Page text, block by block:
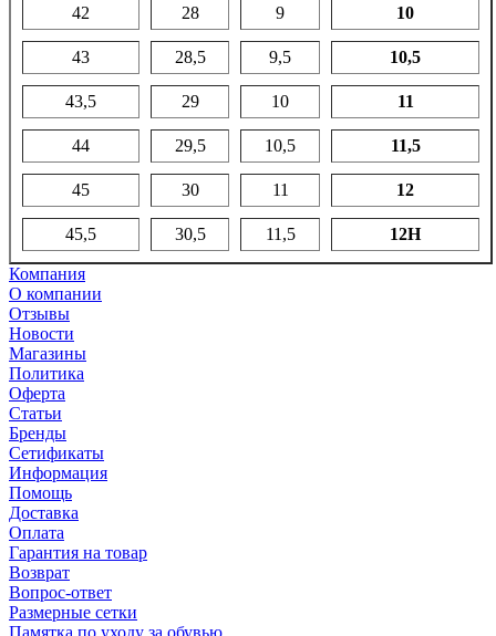
42 28 9 10
43 28,5 9,5 10,5
43,5 29 10 11
44 29,5 10,5 11,5
45 30 11 12
45,5 30,5 11,5 12H
Компания
О компании
Отзывы
Новости
Магазины
Политика
Оферта
Статьи
Бренды
Сетификаты
Информация
Помощь
Доставка
Оплата
Гарантия на товар
Возврат
Вопрос-ответ
Размерные сетки